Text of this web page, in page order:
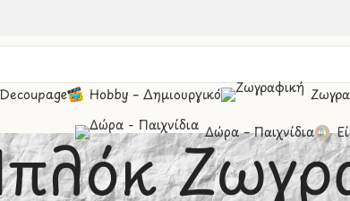
Decoupage Hobby – Δημιουργικό
Δώρα – Παιχνίδια